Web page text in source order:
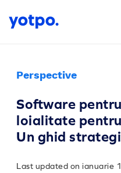
Perspective
Software
loialitate
Un ghid
Last updated on ianuarie